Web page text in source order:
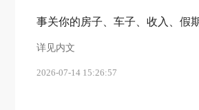
事关你的房子、车子、收入、假
详见内文
2026-07-14 15:26:57